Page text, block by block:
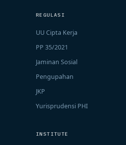
REGULASI
UU Cipta Kerja
PP 35/2021
Jaminan Sosial
Pengupahan
JKP
Yurisprudensi PHI
INSTITUTE